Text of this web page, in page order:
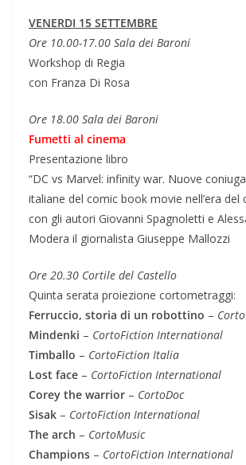
VENERDI 15 SETTEMBRE
Ore 10.00-17.00 Sala dei Baroni
Workshop di Regia
con Franza Di Rosa
Ore 18.00 Sala dei Baroni
Fumetti al cinema
Presentazione libro
“DC vs Marvel: infinity war. Nuove
italiane del comic book movie nell’era del
con gli autori Giovanni Spagnoletti e
Modera il giornalista Giuseppe Mallozzi
Ore 20.30 Cortile del Castello
Quinta serata proiezione cortometraggi:
Ferruccio, storia di un robottino –
Mindenki – CortoFiction International
Timballo – CortoFiction Italia
Lost face – CortoFiction International
Corey the warrior – CortoDoc
Sisak – CortoFiction International
The arch – CortoMusic
Champions – CortoFiction International